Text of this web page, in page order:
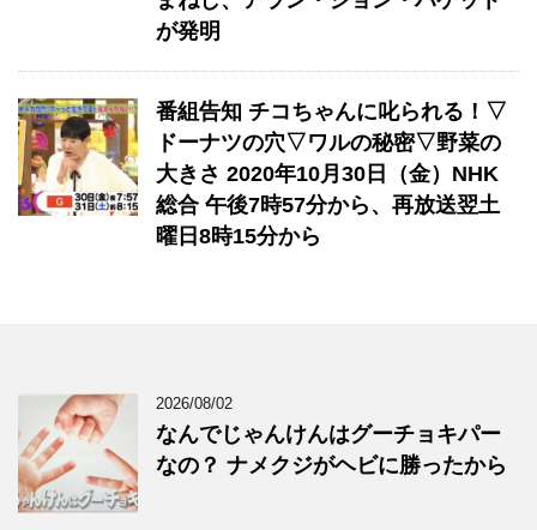
が発明
番組告知 チコちゃんに叱られる！▽
ドーナツの穴▽ワルの秘密▽野菜の
大きさ 2020年10月30日（金）NHK
総合 午後7時57分から、再放送翌土
曜日8時15分から
2026/08/02
なんでじゃんけんはグーチョキパー
なの？ ナメクジがヘビに勝ったから